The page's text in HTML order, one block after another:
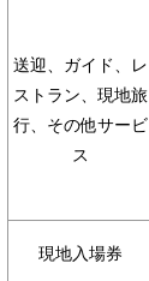
送迎、ガイド、レ
ストラン、現地旅
行、その他サービ
ス
現地入場券